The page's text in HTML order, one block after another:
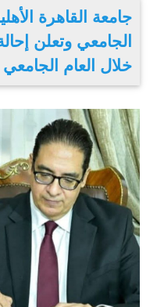
جامعة القاهرة
خلال العام الجامعي 2025 - 2026م